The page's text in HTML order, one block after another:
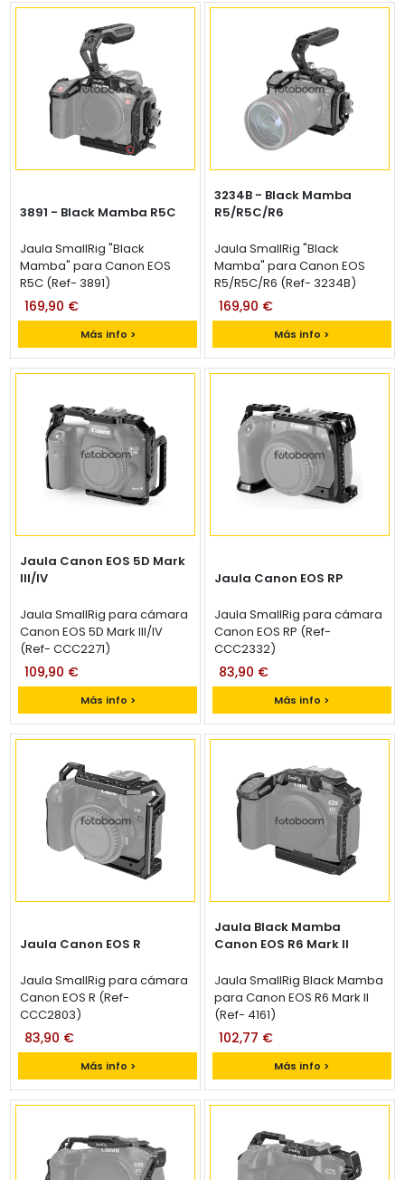
3891 - Black Mamba R5C
Jaula SmallRig "Black
Mamba" para Canon EOS
R5C (Ref- 3891)
Más info >
169,90 €
3234B - Black Mamba
R5/R5C/R6
Jaula SmallRig "Black
Mamba" para Canon EOS
R5/R5C/R6 (Ref- 3234B)
Más info >
169,90 €
Jaula Canon EOS 5D Mark
III/IV
Jaula SmallRig para cámara
Canon EOS 5D Mark III/IV
(Ref- CCC2271)
Más info >
109,90 €
Jaula Canon EOS RP
Jaula SmallRig para cámara
Canon EOS RP (Ref-
CCC2332)
Más info >
83,90 €
Jaula Canon EOS R
Jaula SmallRig para cámara
Canon EOS R (Ref-
CCC2803)
Más info >
83,90 €
Jaula Black Mamba
Canon EOS R6 Mark II
Jaula SmallRig Black Mamba
para Canon EOS R6 Mark II
(Ref- 4161)
Más info >
102,77 €